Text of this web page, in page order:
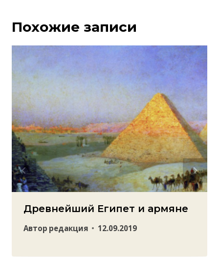
Похожие записи
Древнейший Египет и армяне
Автор редакция 12.09.2019